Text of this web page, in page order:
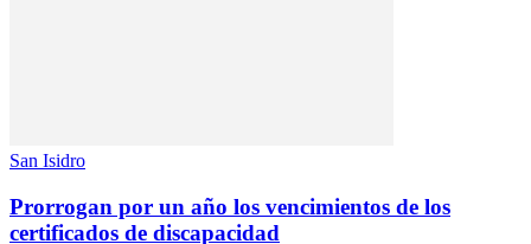
San Isidro
Prorrogan por un año los vencimientos de los
certificados de discapacidad